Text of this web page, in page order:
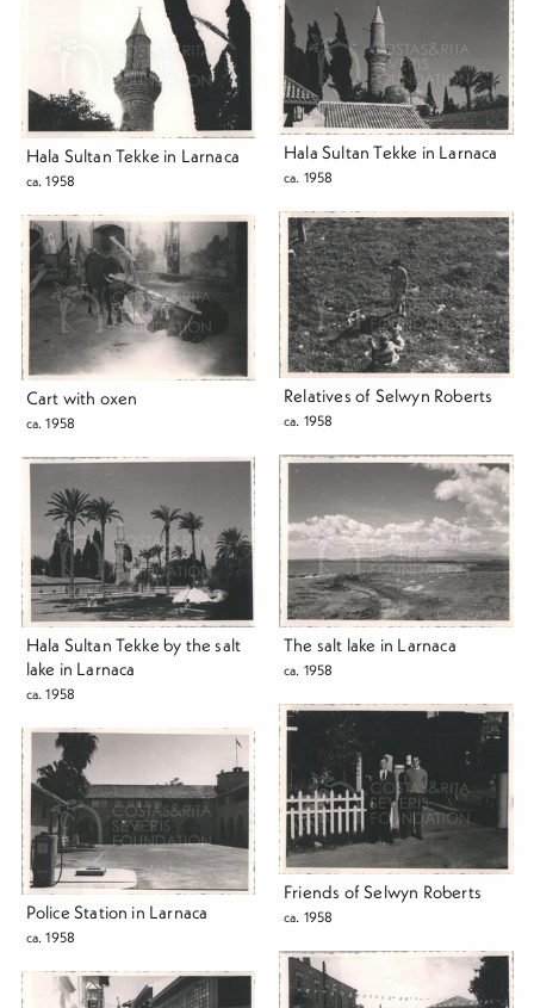
Hala Sultan Tekke in Larnaca
ca. 1958
Hala Sultan Tekke in Larnaca
ca. 1958
Relatives of Selwyn Roberts
ca. 1958
Cart with oxen
ca. 1958
The salt lake in Larnaca
ca. 1958
Hala Sultan Tekke by the salt
lake in Larnaca
ca. 1958
Friends of Selwyn Roberts
ca. 1958
Police Station in Larnaca
ca. 1958